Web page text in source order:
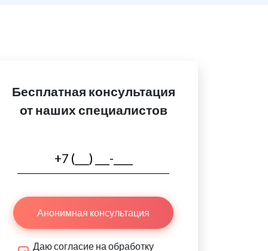
Бесплатная консультация
от наших специалистов
Анонимная консультация
Даю согласие на обработку